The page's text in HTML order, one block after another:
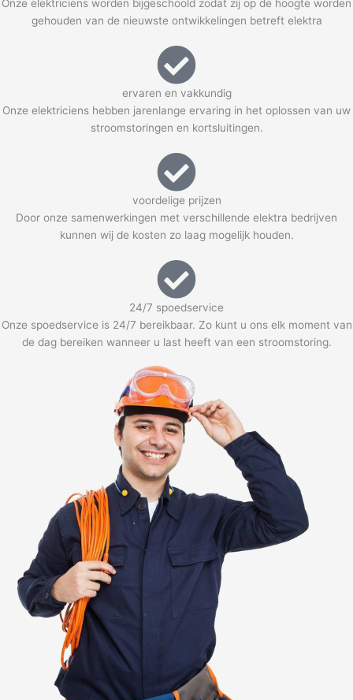
Onze elektriciens worden bijgeschoold zodat zij op de hoogte worden
gehouden van de nieuwste ontwikkelingen betreft elektra
ervaren en vakkundig
Onze elektriciens hebben jarenlange ervaring in het oplossen van uw
stroomstoringen en kortsluitingen.
voordelige prijzen
Door onze samenwerkingen met verschillende elektra bedrijven
kunnen wij de kosten zo laag mogelijk houden.
24/7 spoedservice
Onze spoedservice is 24/7 bereikbaar. Zo kunt u ons elk moment van
de dag bereiken wanneer u last heeft van een stroomstoring.